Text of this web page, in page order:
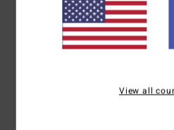
Composition[Matière
recyclé, 20% polyester recyclé
Traçabilité du produit (Loi Agec)
View all